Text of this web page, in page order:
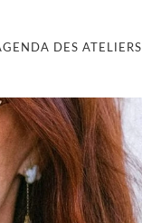
DES ATELIERS